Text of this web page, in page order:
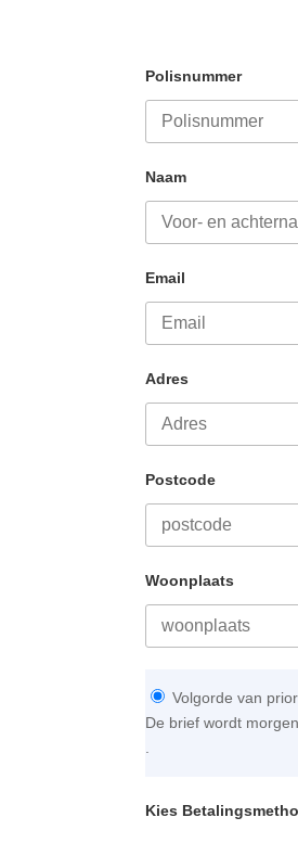
Polisnummer
Naam
Email
Adres
Postcode
Woonplaats
Volgorde van
De brief wordt
Kies